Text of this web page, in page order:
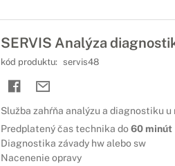
SERVIS Analýza
kód produktu: servis48
Služba zahŕňa analýzu a diagnostiku
Predplatený čas technika do60 minút
Diagnostika závady hw alebo sw
Nacenenie opravy